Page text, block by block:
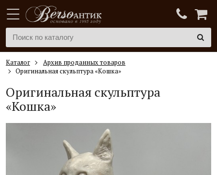
Каталог
Архив проданных товаров
Оригинальная скульптура «Кошка»
Оригинальная скульптура
«Кошка»